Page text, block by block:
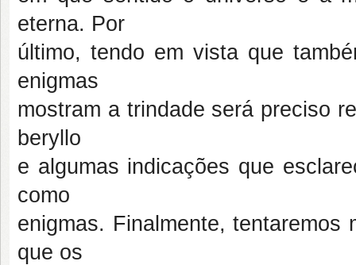
eterna. Por
último, tendo em vista que
enigmas
mostram a trindade será preciso
beryllo
e algumas indicações que
como
enigmas. Finalmente,
que os